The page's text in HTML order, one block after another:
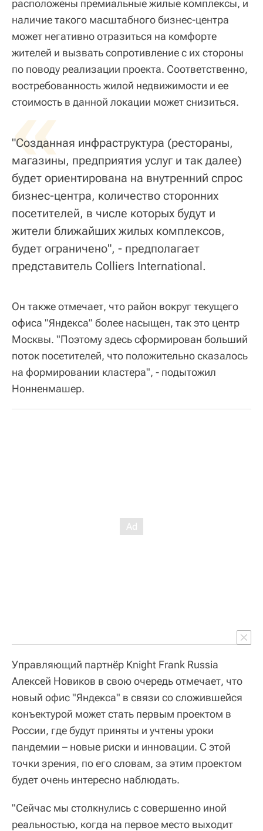
расположены премиальные жилые комплексы, и
наличие такого масштабного бизнес-центра
может негативно отразиться на комфорте
жителей и вызвать сопротивление с их стороны
по поводу реализации проекта. Соответственно,
востребованность жилой недвижимости и ее
стоимость в данной локации может снизиться.
«
"Созданная инфраструктура (рестораны,
магазины, предприятия услуг и так далее)
будет ориентирована на внутренний спрос
бизнес-центра, количество сторонних
посетителей, в числе которых будут и
жители ближайших жилых комплексов,
будет ограничено", - предполагает
представитель Colliers International.
Он также отмечает, что район вокруг текущего
офиса "Яндекса" более насыщен, так это центр
Москвы. "Поэтому здесь сформирован больший
поток посетителей, что положительно сказалось
на формировании кластера", - подытожил
Нонненмашер.
Управляющий партнёр Knight Frank Russia
Алексей Новиков в свою очередь отмечает, что
новый офис "Яндекса" в связи со сложившейся
конъектурой может стать первым проектом в
России, где будут приняты и учтены уроки
пандемии – новые риски и инновации. С этой
точки зрения, по его словам, за этим проектом
будет очень интересно наблюдать.
"Сейчас мы столкнулись с совершенно иной
реальностью, когда на первое место выходит